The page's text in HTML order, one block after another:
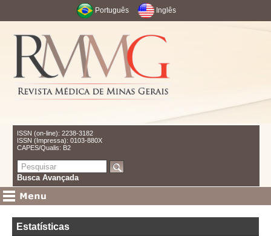
Português Inglês
ISSN (on-line): 2238-3182
ISSN (Impressa): 0103-880X
CAPES/Qualis: B2
Busca Avançada
Estatísticas